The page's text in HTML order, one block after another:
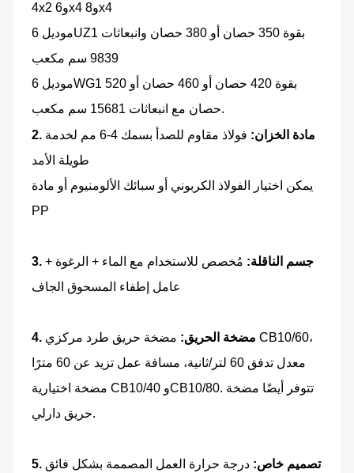
4x2 و6x4 و8x4
موديل 6UZ1 بقوة 350 حصان أو 380 حصان وانبعاثات
9839 سم مكعب
موديل 6WG1 بقوة 420 حصان أو 460 حصان أو 520
حصان مع انبعاثات 15681 سم مكعب.
2. مادة الخزان:
فولاذ مقاوم للصدأ بسمك 4-6 مم لخدمة
طويلة الأمد
يمكن اختيار الفولاذ الكربوني أو سبائك الألومنيوم أو مادة
PP
3. جسم الناقلة: مُخصص للاستخدام مع الماء + الرغوة +
عامل إطفاء المسحوق الجاف
4. مضخة الحريق: مضخة حريق طرد مركزي CB10/60،
معدل تدفق 60 لتر/ثانية، مسافة عمل تزيد عن 60 مترًا
مضخة اختيارية CB10/40 وCB10/80. تتوفر أيضًا مضخة
حريق دارلي.
5. تصميم خاص: درجة حرارة العمل المصممة بشكل فائق